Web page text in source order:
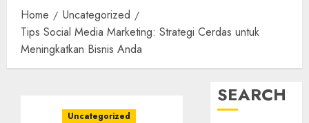
Home
Uncategorized
Tips Social Media Marketing: Strategi Cerdas untuk
Meningkatkan Bisnis Anda
Uncategorized
SEARCH